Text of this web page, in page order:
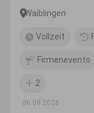
Waiblingen
Vollzeit
Firmenevents
2
06.08.2026